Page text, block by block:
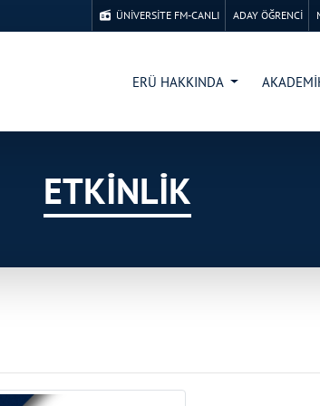
ÜNİVERSİTE FM-CANLI ADAY ÖĞRENCİ
ERÜ HAKKINDA
ETKİNLİK